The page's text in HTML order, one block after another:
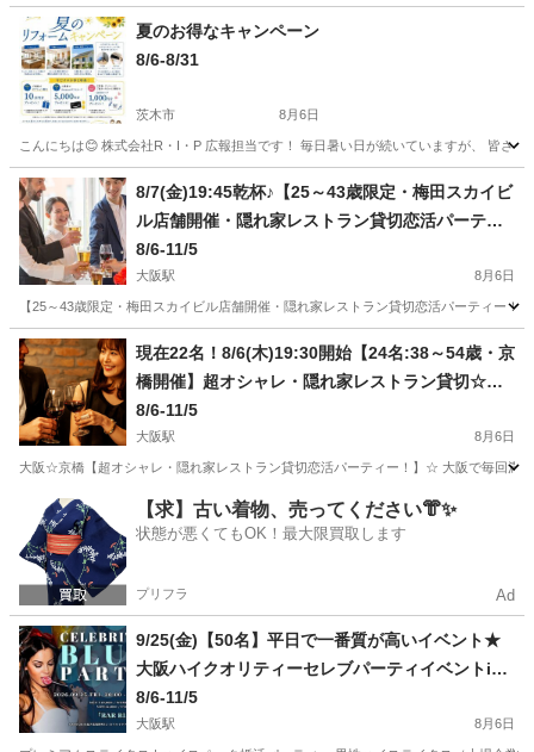
大阪 豊中市 豊中駅 その他
夏のお得なキャンペーン
8/6-8/31
茨木市 8月6日
こんにちは😊 株式会社R・I・P 広報担当です！ 毎日暑い日が続いていますが、 皆さ
大阪 茨木市 その他 無料
8/7(金)19:45乾杯♪【25～43歳限定・梅田スカイビ
ル店舗開催・隠れ家レストラン貸切恋活パーティ
ー！】【充実イタリアンコースお料理＆飲み放題
付】【カジュアルな雰囲気】
8/6-11/5
大阪駅 8月6日
【25～43歳限定・梅田スカイビル店舗開催・隠れ家レストラン貸切恋活パーティー
大阪 大阪市 大阪駅 梅田スカイビル
現在22名！8/6(木)19:30開始【24名:38～54歳・京
橋開催】超オシャレ・隠れ家レストラン貸切☆
【真剣婚活男女】で楽しむ♪パーティーイベント交
流会【コース料理+飲み放題】お友達も沢山作れる
(^^♪
8/6-11/5
大阪駅 8月6日
大阪☆京橋【超オシャレ・隠れ家レストラン貸切恋活パーティー！】☆ 大阪で毎回満
大阪 大阪市 大阪駅 その他
【求】古い着物、売ってください👘✨
状態が悪くてもOK！最大限買取します
プリフラ Ad
9/25(金)【50名】平日で一番質が高いイベント★
大阪ハイクオリティーセレブパーティイベントin
大阪梅田の招待状(*・∀・)＜『完全着席型』の席替
え有【平日に豪華な交流を(^^♪】
8/6-11/5
大阪駅 8月6日